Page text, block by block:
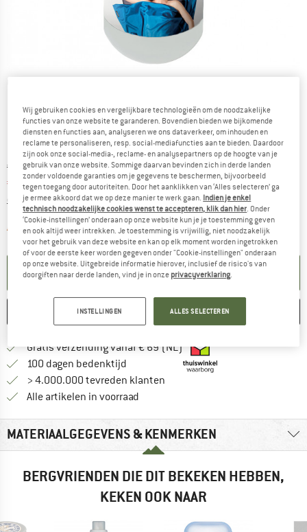
Oorspronkelijke prijs :
€ 5,95
Prijs:
€ 5,24 incl. BTW
excl. VerzendkostenInformatie over de verzendkosten. Opent in een
Artikel momenteel helaas uitverkocht.De link wordt geopend in een
KENNISGEVING AANMAKEN
ONTHOUDEN VERGELIJKEN
Gratis verzending vanaf € 69 (NL) Vind hier de
100 dagen bedenktijd Vind de betalingsinformatie hier!
> 4.000.000 tevreden klanten
Alle artikelen in voorraad
MATERIAALGEGEVENS & KENMERKEN
BERGVRIENDEN DIE DIT BEKEKEN HEBBEN,
KEKEN OOK NAAR
Wij gebruiken cookies en vergelijkbare technologieën om de noodzakelijke
functies van onze website te garanderen. Bovendien bieden we bijkomende
diensten en functies aan, analyseren we ons dataverkeer, om inhouden en
reclame te personaliseren, resp. social-mediafuncties aan te bieden. Daardoor
zijn ook onze social-media-, reclame- en analysepartners op de hoogte van je
gebruik van onze website. Sommige daarvan bevinden zich in derde landen
zonder voldoende garanties om je gegevens te beschermen, bijvoorbeeld
tegen toegang door autoriteiten. Door het aanklikken van ‘Alles selecteren’ ga
je ermee akkoord dat we op deze manier te werk gaan. Indien je enkel
technisch noodzakelijke cookies wenst te accepteren, klik dan hier . Onder
‘Cookie-instellingen’ onderaan op onze website kun je je toestemming geven
en ook altijd weer intrekken. Je toestemming is vrijwillig, niet noodzakelijk
voor het gebruik van deze website en kan op elk moment worden ingetrokken
of voor de eerste keer worden gegeven onder "Cookie-instellingen" onderaan
op onze website. Uitgebreide informatie hierover, inclusief de risico's van
doorgiften naar derde landen, vind je in onze privacyverklaring
INSTELLINGEN ALLES SELECTEREN